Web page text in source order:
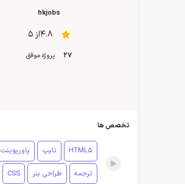
hkjobs
4.8از 5
27 پروژه موفق
تخصص ها
HTML5 تایپ پاورپوینت
ترجمه طراحی بنر CSS